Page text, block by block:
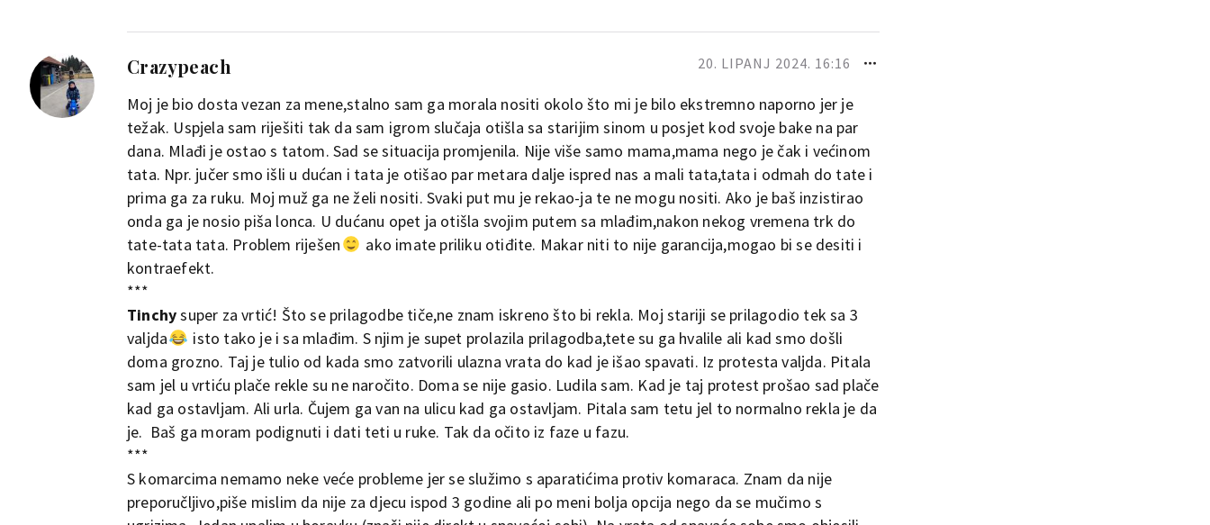
Crazypeach 20. LIPANJ 2024. 16:16
Moj je bio dosta vezan za mene,stalno sam ga morala nositi okolo što mi je bilo ekstremno naporno jer je
težak. Uspjela sam riješiti tak da sam igrom slučaja otišla sa starijim sinom u posjet kod svoje bake na par
dana. Mlađi je ostao s tatom. Sad se situacija promjenila. Nije više samo mama,mama nego je čak i većinom
tata. Npr. jučer smo išli u dućan i tata je otišao par metara dalje ispred nas a mali tata,tata i odmah do tate i
prima ga za ruku. Moj muž ga ne želi nositi. Svaki put mu je rekao-ja te ne mogu nositi. Ako je baš inzistirao
onda ga je nosio piša lonca. U dućanu opet ja otišla svojim putem sa mlađim,nakon nekog vremena trk do
tate-tata tata. Problem riješen
ako imate priliku otiđite. Makar niti to nije garancija,mogao bi se desiti i
kontraefekt.
***
Tinchysuper za vrtić! Što se prilagodbe tiče,ne znam iskreno što bi rekla. Moj stariji se prilagodio tek sa 3
valjda
isto tako je i sa mlađim. S njim je supet prolazila prilagodba,tete su ga hvalile ali kad smo došli
doma grozno. Taj je tulio od kada smo zatvorili ulazna vrata do kad je išao spavati. Iz protesta valjda. Pitala
sam jel u vrtiću plače rekle su ne naročito. Doma se nije gasio. Ludila sam. Kad je taj protest prošao sad plače
kad ga ostavljam. Ali urla. Čujem ga van na ulicu kad ga ostavljam. Pitala sam tetu jel to normalno rekla je da
je. Baš ga moram podignuti i dati teti u ruke. Tak da očito iz faze u fazu.
***
S komarcima nemamo neke veće probleme jer se služimo s aparatićima protiv komaraca. Znam da nije
preporučljivo,piše mislim da nije za djecu ispod 3 godine ali po meni bolja opcija nego da se mučimo s